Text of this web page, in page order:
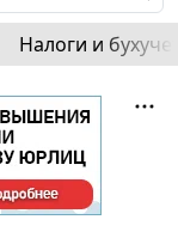
Налоги и